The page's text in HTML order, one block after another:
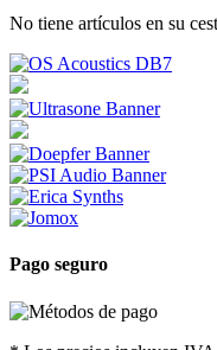
No tiene artículos en su
Pago seguro